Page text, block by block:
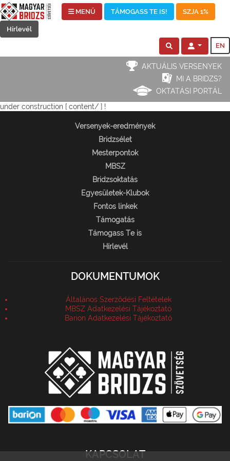
MENÜ TÁMOGASS TE IS! SZJA 1%
Hírlevél
EN
AKTUÁLIS VERSENYEK
MI A BRIDZS?
OKTATÁSI PORTÁL
under construction [ content/ ] !
Versenyek-eredmények
Bridzsélet
Mesterpontok
MBSZ
Bridzsoktatás
Egyesületek-Klubok
Fontos linkek
Támogatás
Támogass Te is
Hírlevél
DOKUMENTUMOK
Általános Szerződési Feltételek
MBSZ Adatkezelési Tájékoztató
Barion Adatkezelési Tájékoztató
KAPCSOLAT